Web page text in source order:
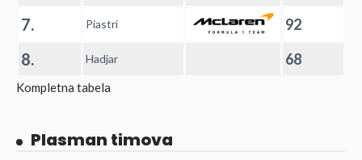
7. Piastri 92
8. Hadjar 68
Kompletna tabela
Plasman timova